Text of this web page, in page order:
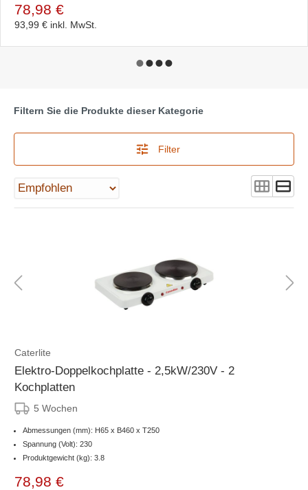
78,98 €
93,99 € inkl. MwSt.
Filtern Sie die Produkte dieser Kategorie
Filter
Caterlite
Elektro-Doppelkochplatte - 2,5kW/230V - 2
Kochplatten
5 Wochen
Abmessungen (mm): H65 x B460 x T250
Spannung (Volt): 230
Produktgewicht (kg): 3.8
78,98 €